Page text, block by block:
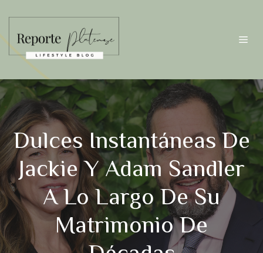
contenido
Dulces Instantáneas De
Jackie Y Adam Sandler
A Lo Largo De Su
Matrimonio De